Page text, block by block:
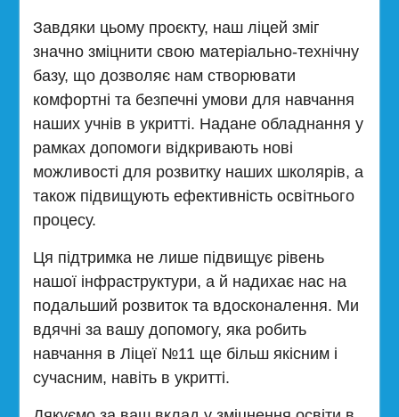
Завдяки цьому проєкту, наш ліцей зміг
значно зміцнити свою матеріально-технічну
базу, що дозволяє нам створювати
комфортні та безпечні умови для навчання
наших учнів в укритті. Надане обладнання у
рамках допомоги відкривають нові
можливості для розвитку наших школярів, а
також підвищують ефективність освітнього
процесу.
Ця підтримка не лише підвищує рівень
нашої інфраструктури, а й надихає нас на
подальший розвиток та вдосконалення. Ми
вдячні за вашу допомогу, яка робить
навчання в Ліцеї №11 ще більш якісним і
сучасним, навіть в укритті.